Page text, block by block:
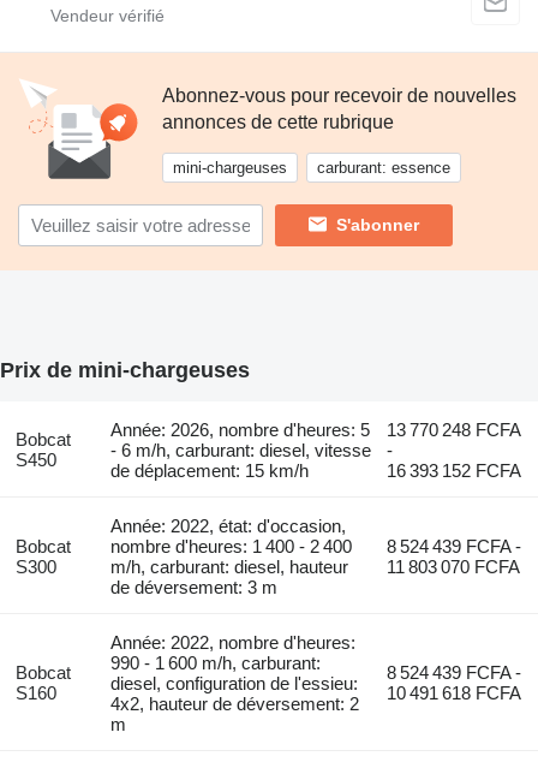
Abonnez-vous pour recevoir de nouvelles
annonces de cette rubrique
mini-chargeuses carburant: essence
S'abonner
Prix de mini-chargeuses
Bobcat
S450
Année: 2026, nombre d'heures: 5
- 6 m/h, carburant: diesel, vitesse
de déplacement: 15 km/h
13 770 248 FCFA
-
16 393 152 FCFA
Bobcat
S300
Année: 2022, état: d'occasion,
nombre d'heures: 1 400 - 2 400
m/h, carburant: diesel, hauteur
de déversement: 3 m
8 524 439 FCFA -
11 803 070 FCFA
Bobcat
S160
Année: 2022, nombre d'heures:
990 - 1 600 m/h, carburant:
diesel, configuration de l'essieu:
4x2, hauteur de déversement: 2
m
8 524 439 FCFA -
10 491 618 FCFA